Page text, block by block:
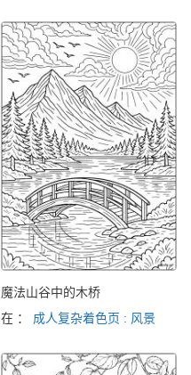
魔法山谷中的木桥
在 ： 成人复杂着色页 : 风景